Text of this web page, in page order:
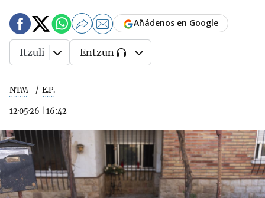
NTM E.P.
12·05·26 16:42
Añádenos en Google
Itzuli Entzun